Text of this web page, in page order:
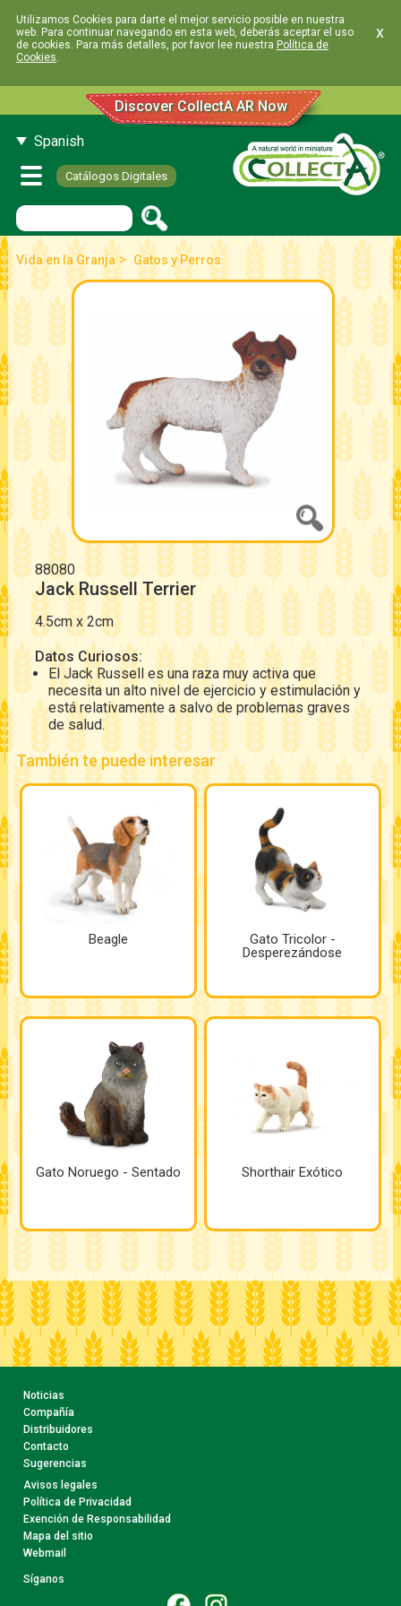
Utilizamos Cookies para darte el mejor servicio posible en nuestra
web. Para continuar navegando en esta web, deberás aceptar el uso
de cookies. Para más detalles, por favor lee nuestra Política de
Cookies.
x
Discover CollectA AR Now
Spanish
Catálogos Digitales
Vida en la Granja> Gatos y Perros
88080
Jack Russell Terrier
4.5cm x 2cm
Datos Curiosos:
El Jack Russell es una raza muy activa que
necesita un alto nivel de ejercicio y estimulación y
está relativamente a salvo de problemas graves
de salud.
También te puede interesar
Beagle
Gato Tricolor -
Desperezándose
Gato Noruego - Sentado Shorthair Exótico
Noticias
Compañía
Distribuidores
Contacto
Sugerencias
Avisos legales
Política de Privacidad
Exención de Responsabilidad
Mapa del sitio
Webmail
Síganos